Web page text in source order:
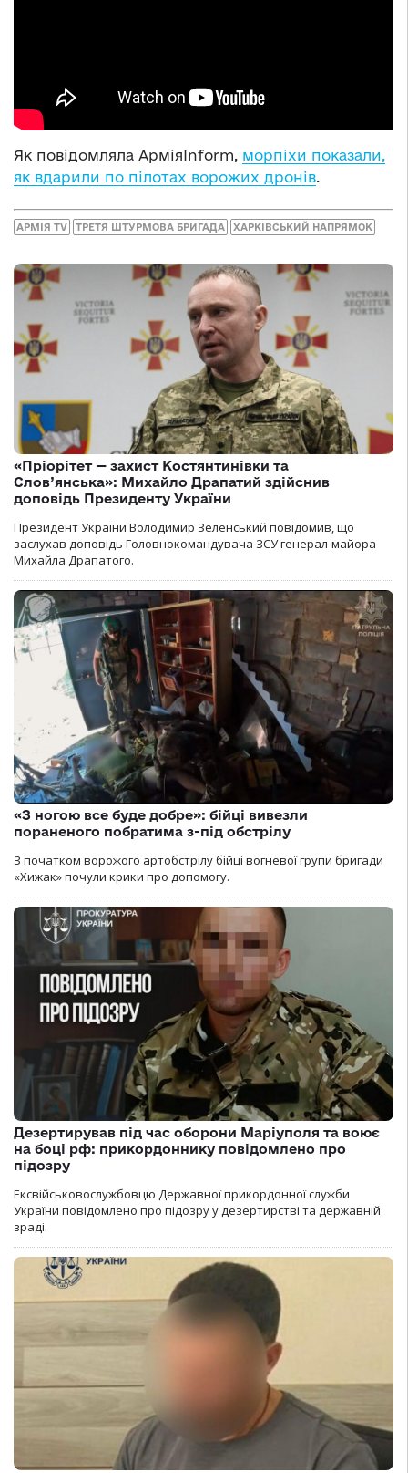
Як повідомляла АрміяInform, морпіхи показали,
як вдарили по пілотах ворожих дронів.
АРМІЯ TV ТРЕТЯ ШТУРМОВА БРИГАДА ХАРКІВСЬКИЙ НАПРЯМОК
«Пріорітет — захист Костянтинівки та
Слов’янська»: Михайло Драпатий здійснив
доповідь Президенту України
Президент України Володимир Зеленський повідомив, що
заслухав доповідь Головнокомандувача ЗСУ генерал-майора
Михайла Драпатого.
«З ногою все буде добре»: бійці вивезли
пораненого побратима з-під обстрілу
З початком ворожого артобстрілу бійці вогневої групи бригади
«Хижак» почули крики про допомогу.
Дезертирував під час оборони Маріуполя та воює
на боці рф: прикордоннику повідомлено про
підозру
Ексвійськовослужбовцю Державної прикордонної служби
України повідомлено про підозру у дезертирстві та державній
зраді.